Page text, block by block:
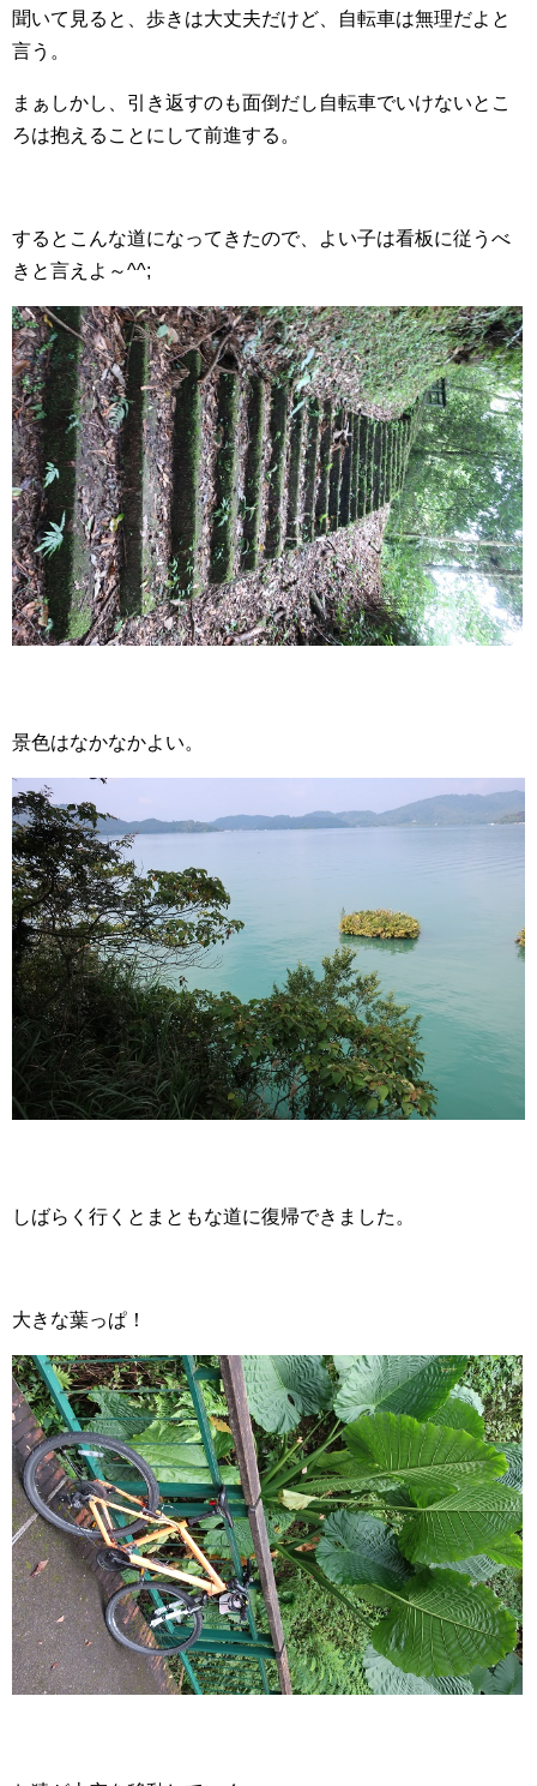
聞いて見ると、歩きは大丈夫だけど、自転車は無理だよと
言う。
まぁしかし、引き返すのも面倒だし自転車でいけないとこ
ろは抱えることにして前進する。
するとこんな道になってきたので、よい子は看板に従うべ
きと言えよ～^^;
景色はなかなかよい。
しばらく行くとまともな道に復帰できました。
大きな葉っぱ！